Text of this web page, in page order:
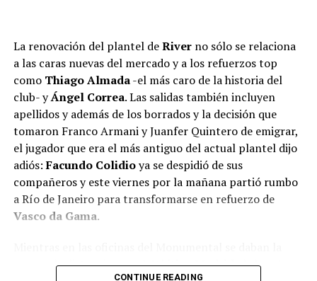
La renovación del plantel deRiverno sólo se relaciona
a las caras nuevas del mercado y a los refuerzos top
como Thiago Almada-el más caro de la historia del
club- yÁngel Correa. Las salidas también incluyen
apellidos y además de los borrados y la decisión que
tomaron Franco Armani y Juanfer Quintero de emigrar,
el jugador que era el más antiguo del actual plantel dijo
adiós:Facundo Colidioya se despidió de sus
compañeros y este viernes por la mañana partió rumbo
a Río de Janeiro para transformarse en refuerzo de
Vasco da Gama.
mano a la distancia con elAtlético Madridal abrochar
CONTINUE READING